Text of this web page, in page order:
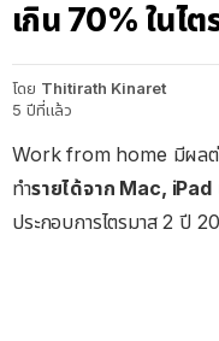
เกิน 70% ในไ
โดย Thitirath Kinaret
5 ปีที่แล้ว
Work from home มีผลต่
ทำรายได้จาก Mac, iPad
ประกอบการไตรมาส 2 ปี